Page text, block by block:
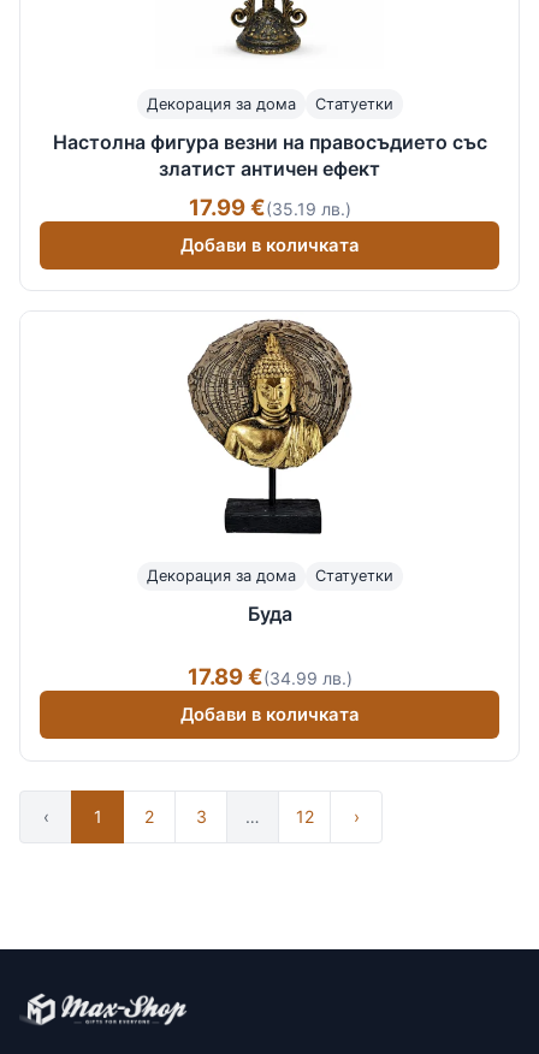
Декорация за дома Статуетки
Настолна фигура везни на правосъдието със
златист античен ефект
17.99 €(35.19 лв.)
Добави в количката
Декорация за дома Статуетки
Буда
17.89 €(34.99 лв.)
Добави в количката
‹ 1 2 3 … 12 ›